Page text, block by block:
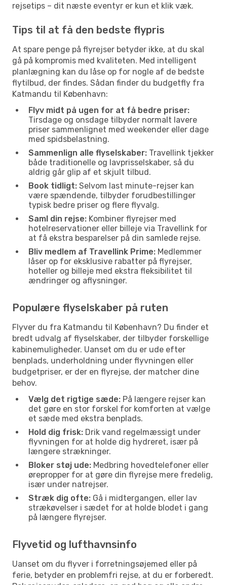
rejsetips – dit næste eventyr er kun et klik væk.
Tips til at få den bedste flypris
At spare penge på flyrejser betyder ikke, at du skal
gå på kompromis med kvaliteten. Med intelligent
planlægning kan du låse op for nogle af de bedste
flytilbud, der findes. Sådan finder du budgetfly fra
Katmandu til København:
Flyv midt på ugen for at få bedre priser:
Tirsdage og onsdage tilbyder normalt lavere
priser sammenlignet med weekender eller dage
med spidsbelastning.
Sammenlign alle flyselskaber: Travellink tjekker
både traditionelle og lavprisselskaber, så du
aldrig går glip af et skjult tilbud.
Book tidligt: Selvom last minute-rejser kan
være spændende, tilbyder forudbestillinger
typisk bedre priser og flere flyvalg.
Saml din rejse: Kombiner flyrejser med
hotelreservationer eller billeje via Travellink for
at få ekstra besparelser på din samlede rejse.
Bliv medlem af Travellink Prime: Medlemmer
låser op for eksklusive rabatter på flyrejser,
hoteller og billeje med ekstra fleksibilitet til
ændringer og aflysninger.
Populære flyselskaber på ruten
Flyver du fra Katmandu til København? Du finder et
bredt udvalg af flyselskaber, der tilbyder forskellige
kabinemuligheder. Uanset om du er ude efter
benplads, underholdning under flyvningen eller
budgetpriser, er der en flyrejse, der matcher dine
behov.
Vælg det rigtige sæde: På længere rejser kan
det gøre en stor forskel for komforten at vælge
et sæde med ekstra benplads.
Hold dig frisk: Drik vand regelmæssigt under
flyvningen for at holde dig hydreret, især på
længere strækninger.
Bloker støj ude: Medbring hovedtelefoner eller
ørepropper for at gøre din flyrejse mere fredelig,
især under natrejser.
Stræk dig ofte: Gå i midtergangen, eller lav
strækøvelser i sædet for at holde blodet i gang
på længere flyrejser.
Flyvetid og lufthavnsinfo
Uanset om du flyver i forretningsøjemed eller på
ferie, betyder en problemfri rejse, at du er forberedt.